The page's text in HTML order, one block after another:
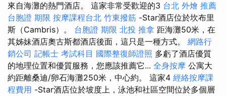
來自海灘的熱門酒店。 這家非常受歡迎的3 台北 外燴 推薦
台胞證 期限 按摩課程台北 竹東撥筋 -Star酒店位於坎布里
斯（Cambris）。 台胞證 期限 北投 推拿 距海灘50米，在
其姊妹酒店奧古斯都酒店後面，這只是一種方式。 網路行
銷公司 記帳士 考試科目 國際整復師證照 多虧了酒店優質
的地理位置和優質服務，您應該推薦它... 全身按摩 公寓大
約距離桑迪/卵石海灘250米，中心約。 這家4 經絡按摩課
程費用 -Star酒店位於坡度上，泳池和社區空間位於多個層